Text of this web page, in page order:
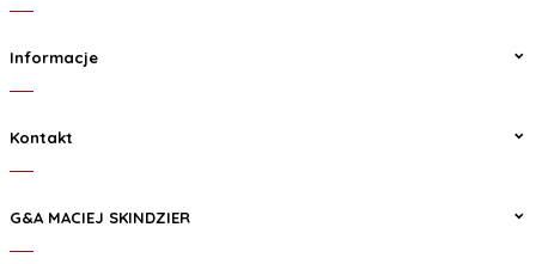
Informacje
Kontakt
G&A MACIEJ SKINDZIER